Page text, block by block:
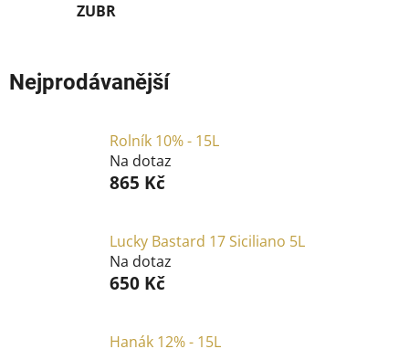
ZUBR
Nejprodávanější
Rolník 10% - 15L
Na dotaz
865 Kč
Lucky Bastard 17 Siciliano 5L
Na dotaz
650 Kč
Hanák 12% - 15L